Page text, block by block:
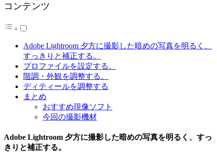
コンテンツ
Adobe Lightroom 夕方に撮影した暗めの写真を明るく、
すっきりと補正する。
プロファイルを設定する。
階調・外観を調整する。
ディティールを調整する
まとめ
おすすめ現像ソフト
今回の撮影機材
Adobe Lightroom 夕方に撮影した暗めの写真を明るく、すっ
きりと補正する。